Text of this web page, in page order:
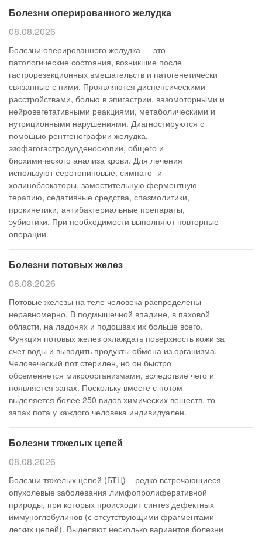
Болезни оперированного желудка
08.08.2026
Болезни оперированного желудка — это
патологические состояния, возникшие после
гастрорезекционных вмешательств и патогенетически
связанные с ними. Проявляются диспепсическими
расстройствами, болью в эпигастрии, вазомоторными и
нейровегетативными реакциями, метаболическими и
нутриционными нарушениями. Диагностируются с
помощью рентгенографии желудка,
эзофагогастродуоденоскопии, общего и
биохимического анализа крови. Для лечения
используют серотониновые, симпато- и
холиноблокаторы, заместительную ферментную
терапию, седативные средства, спазмолитики,
прокинетики, антибактериальные препараты,
эубиотики. При необходимости выполняют повторные
операции.
Болезни потовых желез
08.08.2026
Потовые железы на теле человека распределены
неравномерно. В подмышечной впадине, в паховой
области, на ладонях и подошвах их больше всего.
Функция потовых желез охлаждать поверхность кожи за
счет воды и выводить продукты обмена из организма.
Человеческий пот стерилен, но он быстро
обсеменяется микроорганизмами, вследствие чего и
появляется запах. Поскольку вместе с потом
выделяется более 250 видов химических веществ, то
запах пота у каждого человека индивидуален.
Болезни тяжелых цепей
08.08.2026
Болезни тяжелых цепей (БТЦ) – редко встречающиеся
опухолевые заболевания лимфопролиферативной
природы, при которых происходит синтез дефектных
иммуноглобулинов (с отсутствующими фрагментами
легких цепей). Выделяют несколько вариантов болезни